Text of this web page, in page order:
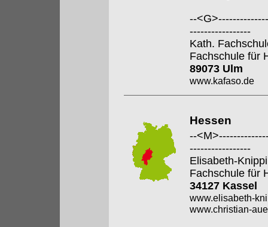
--
-----------------
Kath.
Fachschule für
89073 Ulm
www.kafaso.de
Hessen
--
-----------------
Elisabeth-
Fachschule für
34127 Kassel
www.elisabeth-
www.christian-